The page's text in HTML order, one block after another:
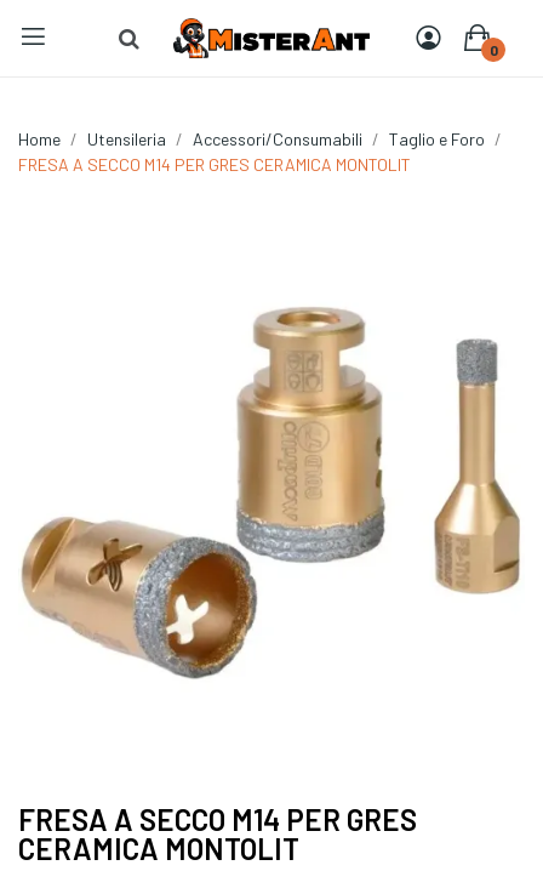
0
Home Utensileria Accessori/Consumabili
Taglio e Foro
FRESA A SECCO M14 PER GRES CERAMICA MONTOLIT
FRESA A SECCO M14 PER GRES
CERAMICA MONTOLIT